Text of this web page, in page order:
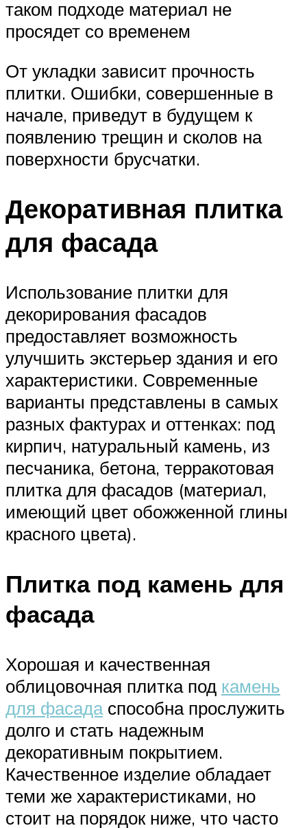
таком подходе материал не
просядет со временем
От укладки зависит прочность
плитки. Ошибки, совершенные в
начале, приведут в будущем к
появлению трещин и сколов на
поверхности брусчатки.
Декоративная плитка
для фасада
Использование плитки для
декорирования фасадов
предоставляет возможность
улучшить экстерьер здания и его
характеристики. Современные
варианты представлены в самых
разных фактурах и оттенках: под
кирпич, натуральный камень, из
песчаника, бетона, терракотовая
плитка для фасадов (материал,
имеющий цвет обожженной глины
красного цвета).
Плитка под камень для
фасада
Хорошая и качественная
облицовочная плитка под камень
для фасадаспособна прослужить
долго и стать надежным
декоративным покрытием.
Качественное изделие обладает
теми же характеристиками, но
стоит на порядок ниже, что часто